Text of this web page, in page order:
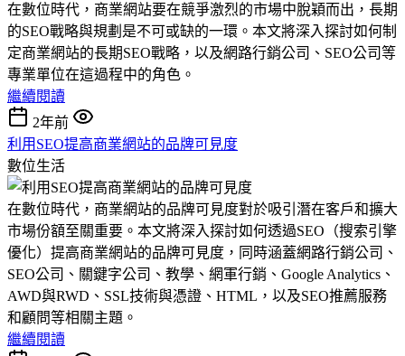
在數位時代，商業網站要在競爭激烈的市場中脫穎而出，長期
的SEO戰略與規劃是不可或缺的一環。本文將深入探討如何制
定商業網站的長期SEO戰略，以及網路行銷公司、SEO公司等
專業單位在這過程中的角色。
繼續閱讀
2年前
利用SEO提高商業網站的品牌可見度
數位生活
在數位時代，商業網站的品牌可見度對於吸引潛在客戶和擴大
市場份額至關重要。本文將深入探討如何透過SEO（搜索引擎
優化）提高商業網站的品牌可見度，同時涵蓋網路行銷公司、
SEO公司、關鍵字公司、教學、網軍行銷、Google Analytics、
AWD與RWD、SSL技術與憑證、HTML，以及SEO推薦服務
和顧問等相關主題。
繼續閱讀